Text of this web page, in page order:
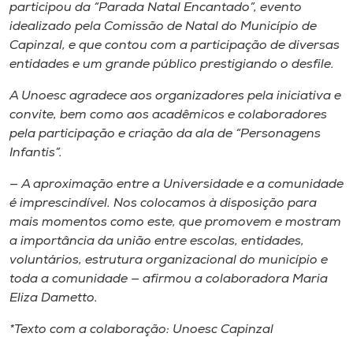
Unoesc
Store
Selecione
o idioma
A+
participou da “Parada Natal Encantado”, evento
idealizado pela Comissão de Natal do Município de
Capinzal, e que contou com a participação de diversas
entidades e um grande público prestigiando o desfile.
A Unoesc agradece aos organizadores pela iniciativa e
convite, bem como aos acadêmicos e colaboradores
pela participação e criação da ala de “Personagens
Infantis”.
— A aproximação entre a Universidade e a comunidade
é imprescindível. Nos colocamos à disposição para
mais momentos como este, que promovem e mostram
a importância da união entre escolas, entidades,
voluntários, estrutura organizacional do município e
toda a comunidade — afirmou a colaboradora Maria
Eliza Dametto.
*Texto com a colaboração: Unoesc Capinzal